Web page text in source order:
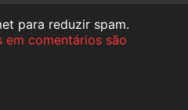
para reduzir spam.
em comentários são